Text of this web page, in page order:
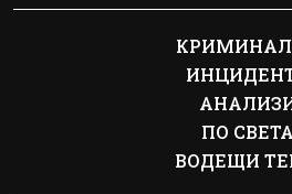
ПО СВЕТА
ВОДЕЩИ